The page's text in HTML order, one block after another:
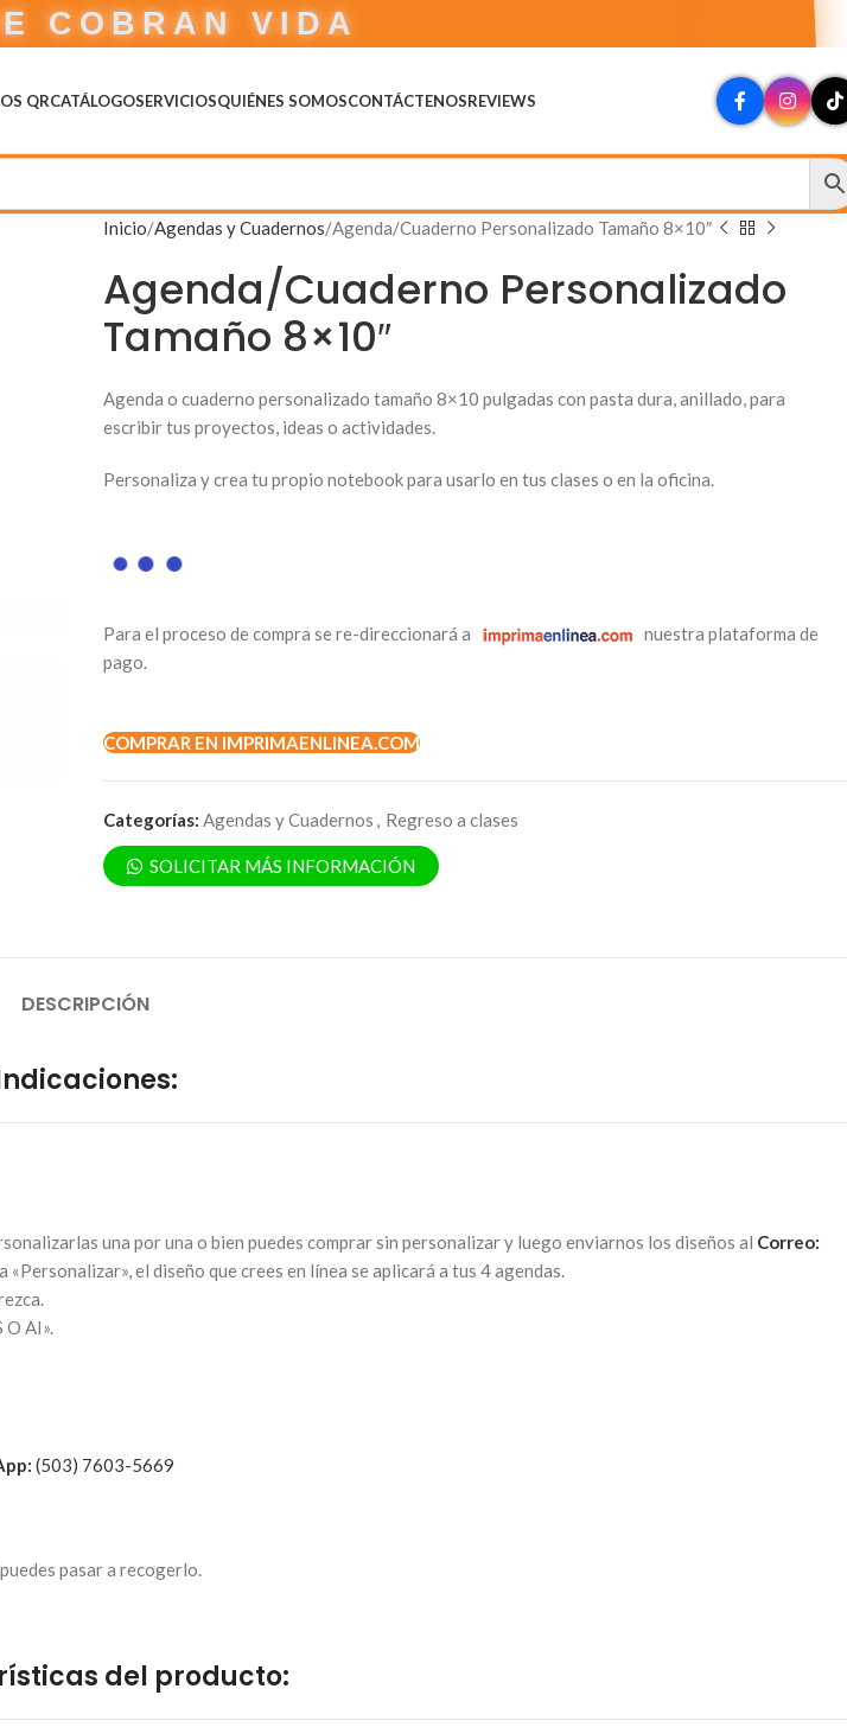
COBRAN VIDA
QRCATÁLOGOSERVICIOSQUIÉNES SOMOSCONTÁCTENOSREVIEWS
Inicio Agendas y Cuadernos Agenda/Cuaderno Personalizado Tamaño 8×10″
Agenda/Cuaderno Personalizado
Tamaño 8×10″
Agenda o cuaderno personalizado tamaño 8×10 pulgadas con pasta dura, anillado, para
escribir tus proyectos, ideas o actividades.
Personaliza y crea tu propio notebook para usarlo en tus clases o en la oficina.
Para el proceso de compra se re-direccionará a
nuestra plataforma de
pago.
COMPRAR EN IMPRIMAENLINEA.COM
Categorías: Agendas y Cuadernos , Regreso a clases
SOLICITAR MÁS INFORMACIÓN
DESCRIPCIÓN
una por una o bien puedes comprar sin personalizar y luego enviarnos los diseños al Correo:
el diseño que crees en línea se aplicará a tus 4 agendas.
O AI».
(503) 7603-5669
pasar a recogerlo.
del producto: